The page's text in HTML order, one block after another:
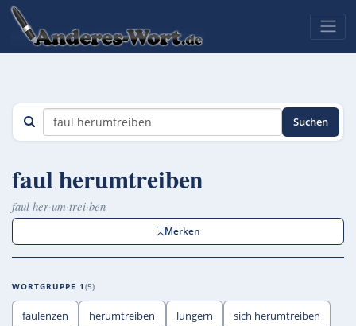
Suchen
faul herumtreiben
faul her·um·trei·ben
Merken
WORTGRUPPE 1 5
faulenzen herumtreiben lungern sich herumtreiben